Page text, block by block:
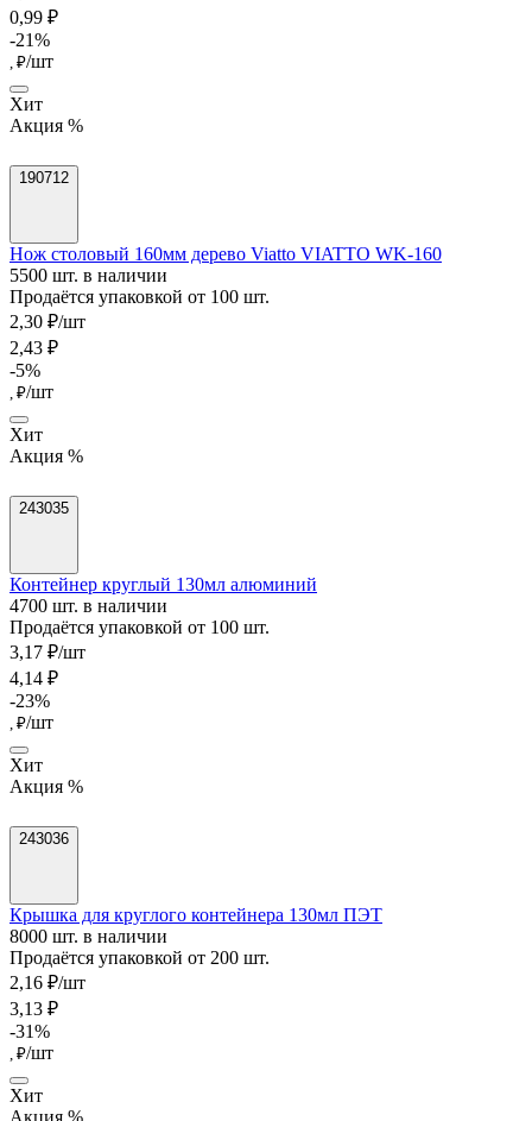
0,99 ₽
-21%
, ₽/шт
Хит
Акция %
190712
Нож столовый 160мм дерево Viatto VIATTO WK-160
5500 шт. в наличии
Продаётся упаковкой от 100 шт.
2,30 ₽/шт
2,43 ₽
-5%
, ₽/шт
Хит
Акция %
243035
Контейнер круглый 130мл алюминий
4700 шт. в наличии
Продаётся упаковкой от 100 шт.
3,17 ₽/шт
4,14 ₽
-23%
, ₽/шт
Хит
Акция %
243036
Крышка для круглого контейнера 130мл ПЭТ
8000 шт. в наличии
Продаётся упаковкой от 200 шт.
2,16 ₽/шт
3,13 ₽
-31%
, ₽/шт
Хит
Акция %